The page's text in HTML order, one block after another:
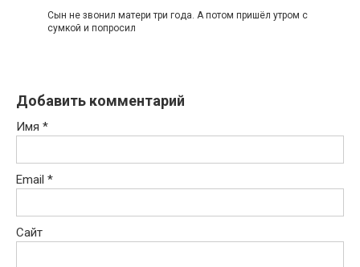
Сын не звонил матери три года. А потом пришёл утром с
сумкой и попросил
Добавить комментарий
Имя *
Email *
Сайт